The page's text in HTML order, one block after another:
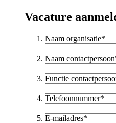
Vacature
Naam organisatie*
Naam contactpersoon
Functie
Telefoonnummer*
E-mailadres*